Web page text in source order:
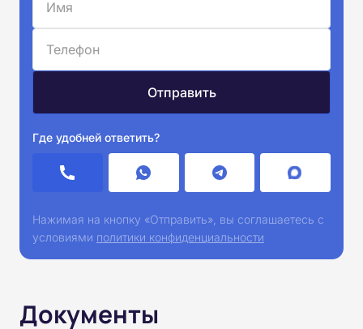
Где удобней ответить?
Нажимая на кнопку «Отправить», вы соглашаетесь с
условиями политики конфиденциальности
Документы